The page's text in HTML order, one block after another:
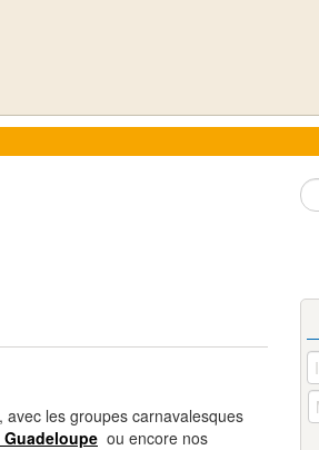
les groupes carnavalesques
ou encore nos